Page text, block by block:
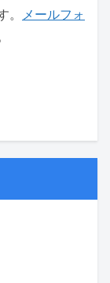
。
メールフォ